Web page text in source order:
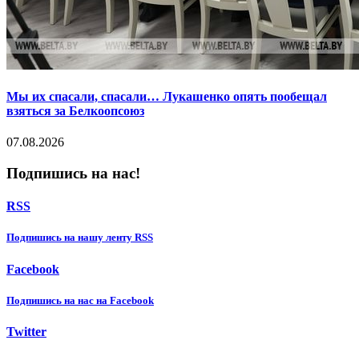
Мы их спасали, спасали… Лукашенко опять пообещал
взяться за Белкоопсоюз
07.08.2026
Подпишись на нас!
RSS
Подпишиcь на нашу ленту RSS
Facebook
Подпишиcь на нас на Facebook
Twitter